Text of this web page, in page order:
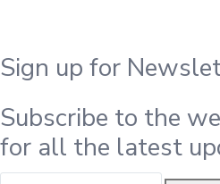
Sign up for
Subscribe to the
for all the latest